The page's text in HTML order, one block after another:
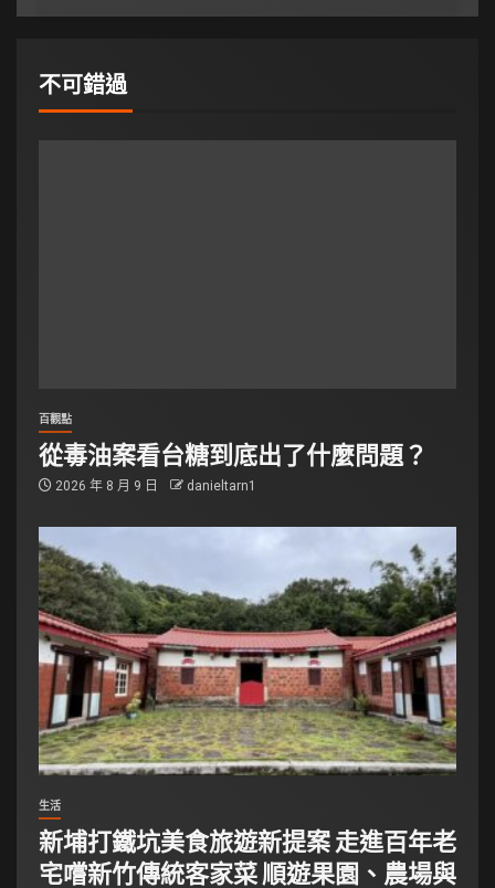
不可錯過
百觀點
從毒油案看台糖到底出了什麼問題？
2026 年 8 月 9 日 danieltarn1
生活
新埔打鐵坑美食旅遊新提案 走進百年老
宅嚐新竹傳統客家菜 順遊果園、農場與